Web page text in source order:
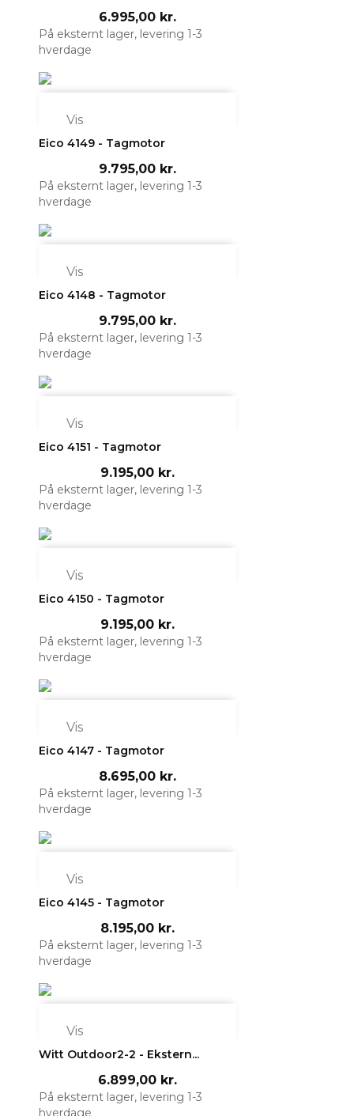
6.995,00 kr.
På eksternt lager, levering 1-3
hverdage
Vis
Eico 4149 - Tagmotor
9.795,00 kr.
På eksternt lager, levering 1-3
hverdage
Vis
Eico 4148 - Tagmotor
9.795,00 kr.
På eksternt lager, levering 1-3
hverdage
Vis
Eico 4151 - Tagmotor
9.195,00 kr.
På eksternt lager, levering 1-3
hverdage
Vis
Eico 4150 - Tagmotor
9.195,00 kr.
På eksternt lager, levering 1-3
hverdage
Vis
Eico 4147 - Tagmotor
8.695,00 kr.
På eksternt lager, levering 1-3
hverdage
Vis
Eico 4145 - Tagmotor
8.195,00 kr.
På eksternt lager, levering 1-3
hverdage
Vis
Witt Outdoor2-2 - Ekstern...
6.899,00 kr.
På eksternt lager, levering 1-3
hverdage